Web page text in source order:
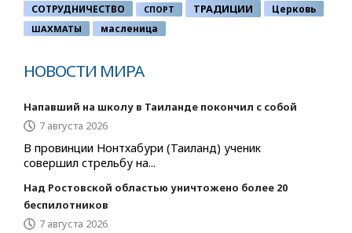
СОТРУДНИЧЕСТВО СПОРТ ТРАДИЦИИ Церковь
ШАХМАТЫ масленица
НОВОСТИ МИРА
Напавший на школу в Таиланде покончил с собой
7 августа 2026
В провинции Нонтхабури (Таиланд) ученик
совершил стрельбу на...
Над Ростовской областью уничтожено более 20
беспилотников
7 августа 2026